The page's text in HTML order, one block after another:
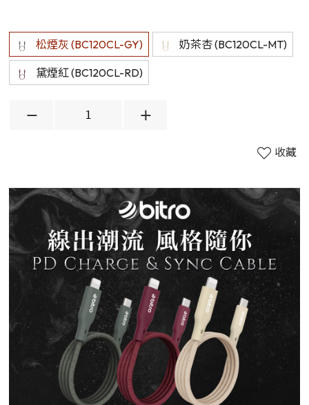
松煙灰 (BC120CL-GY) 奶茶杏 (BC120CL-MT)
黛煙紅 (BC120CL-RD)
收藏